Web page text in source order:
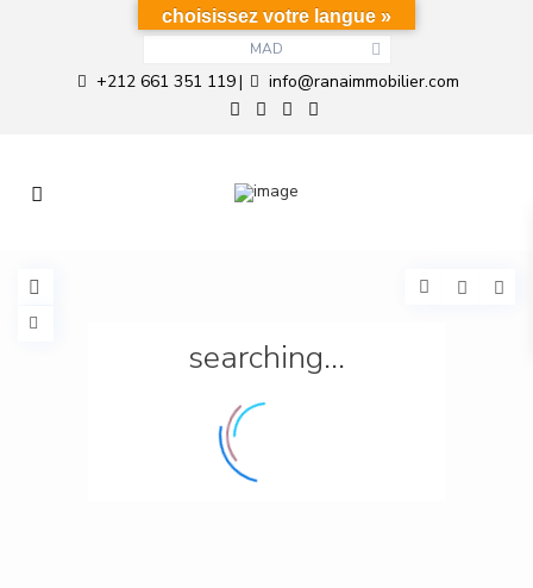
MAD
+212 661 351 119| info@ranaimmobilier.com
searching...
choisissez votre langue »